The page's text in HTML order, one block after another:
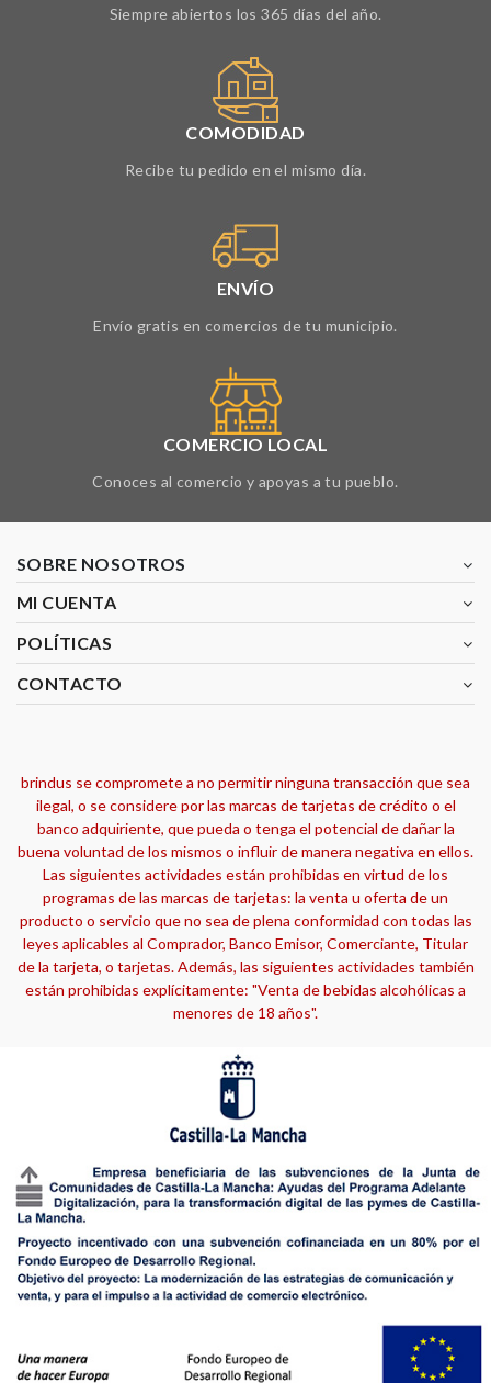
Siempre abiertos los 365 días del año.
COMODIDAD
Recibe tu pedido en el mismo día.
ENVÍO
Envío gratis en comercios de tu municipio.
COMERCIO LOCAL
Conoces al comercio y apoyas a tu pueblo.
SOBRE NOSOTROS
MI CUENTA
POLÍTICAS
CONTACTO
brindus se compromete a no permitir ninguna transacción que sea
ilegal, o se considere por las marcas de tarjetas de crédito o el
banco adquiriente, que pueda o tenga el potencial de dañar la
buena voluntad de los mismos o influir de manera negativa en ellos.
Las siguientes actividades están prohibidas en virtud de los
programas de las marcas de tarjetas: la venta u oferta de un
producto o servicio que no sea de plena conformidad con todas las
leyes aplicables al Comprador, Banco Emisor, Comerciante, Titular
de la tarjeta, o tarjetas. Además, las siguientes actividades también
están prohibidas explícitamente: "Venta de bebidas alcohólicas a
menores de 18 años".